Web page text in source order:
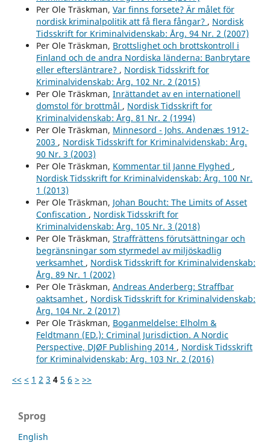
Per Ole Träskman, Var finns forsete? Är målet för
nordisk kriminalpolitik att få flera fångar? , Nordisk
Tidsskrift for Kriminalvidenskab: Årg. 94 Nr. 2 (2007)
Per Ole Träskman, Brottslighet och brottskontroll i
Finland och de andra Nordiska länderna: Banbrytare
eller eftersläntrare? , Nordisk Tidsskrift for
Kriminalvidenskab: Årg. 102 Nr. 2 (2015)
Per Ole Träskman, Inrättandet av en internationell
domstol för brottmål , Nordisk Tidsskrift for
Kriminalvidenskab: Årg. 81 Nr. 2 (1994)
Per Ole Träskman, Minnesord - Johs. Andenæs 1912-
2003 , Nordisk Tidsskrift for Kriminalvidenskab: Årg.
90 Nr. 3 (2003)
Per Ole Träskman, Kommentar til Janne Flyghed ,
Nordisk Tidsskrift for Kriminalvidenskab: Årg. 100 Nr.
1 (2013)
Per Ole Träskman, Johan Boucht: The Limits of Asset
Confiscation , Nordisk Tidsskrift for
Kriminalvidenskab: Årg. 105 Nr. 3 (2018)
Per Ole Träskman, Straffrättens förutsättningar och
begränsningar som styrmedel av miljöskadlig
verksamhet , Nordisk Tidsskrift for Kriminalvidenskab:
Årg. 89 Nr. 1 (2002)
Per Ole Träskman, Andreas Anderberg: Straffbar
oaktsamhet , Nordisk Tidsskrift for Kriminalvidenskab:
Årg. 104 Nr. 2 (2017)
Per Ole Träskman, Boganmeldelse: Elholm &
Feldtmann (ED.): Criminal Jurisdiction. A Nordic
Perspective, DJØF Publishing 2014 , Nordisk Tidsskrift
for Kriminalvidenskab: Årg. 103 Nr. 2 (2016)
<< < 1 2 3 4 5 6 > >>
Sprog
English